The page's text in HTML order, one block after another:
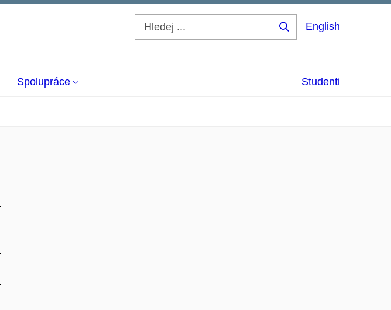
English
Spolupráce Studenti